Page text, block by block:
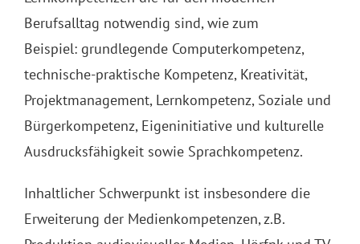
Berufsalltag notwendig sind, wie zum
Beispiel: grundlegende Computerkompetenz,
technische-praktische Kompetenz, Kreativität,
Projektmanagement, Lernkompetenz, Soziale und
Bürgerkompetenz, Eigeninitiative und kulturelle
Ausdrucksfähigkeit sowie Sprachkompetenz.
Inhaltlicher Schwerpunkt ist insbesondere die
Erweiterung der Medienkompetenzen, z.B.